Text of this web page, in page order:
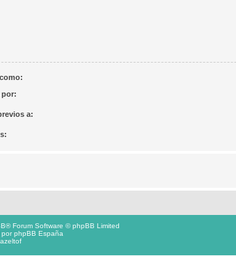
por:
a:
® Forum Software © phpBB Limited
porphpBB España